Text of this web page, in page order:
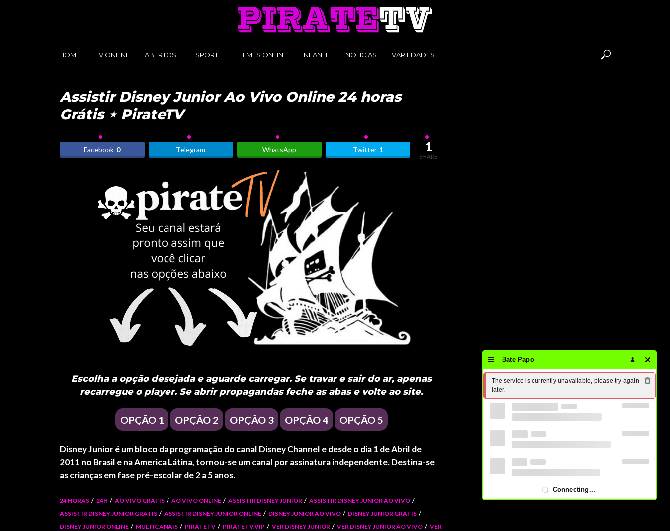
HOME TV ONLINE ABERTOS ESPORTE FILMES ONLINE INFANTIL NOTÍCIAS VARIEDADES
Assistir Disney Junior Ao Vivo Online 24 horas
Grátis ⋆ PirateTV
Facebook 0 Telegram WhatsApp Twitter 1 1
SHARE
Escolha a opção desejada e aguarde carregar. Se travar e sair do ar, apenas
recarregue o player. Se abrir propagandas feche as abas e volte ao site.
OPÇÃO 1 OPÇÃO 2 OPÇÃO 3 OPÇÃO 4 OPÇÃO 5
Disney Junioré um bloco da programação do canal Disney Channel e desde o dia 1 de Abril de
2011 no Brasil e na America Látina, tornou-se um canal por assinatura independente. Destina-se
as crianças em fase pré-escolar de 2 a 5 anos.
24 HORAS 24H AO VIVO GRATIS AO VIVO ONLINE ASSISTIR DISNEY JUNIOR
ASSISTIR DISNEY JUNIOR AO VIVO
ASSISTIR DISNEY JUNIOR GRATIS
ASSISTIR DISNEY JUNIOR ONLINE DISNEY JUNIOR AO VIVO
DISNEY JUNIOR GRATIS
DISNEY JUNIOR ONLINE
MULTICANAIS PIRATETV PIRATETV.VIP VER DISNEY JUNIOR VER DISNEY JUNIOR AO VIVO
VER
Bate Papo
The service is currently unavailable, please try again
later.
Connecting...